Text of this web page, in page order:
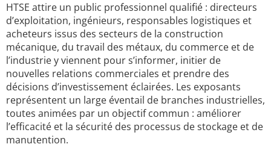
HTSE attire un public professionnel qualifié : directeurs
d’exploitation, ingénieurs, responsables logistiques et
acheteurs issus des secteurs de la construction
mécanique, du travail des métaux, du commerce et de
l’industrie y viennent pour s’informer, initier de
nouvelles relations commerciales et prendre des
décisions d’investissement éclairées. Les exposants
représentent un large éventail de branches industrielles,
toutes animées par un objectif commun : améliorer
l’efficacité et la sécurité des processus de stockage et de
manutention.